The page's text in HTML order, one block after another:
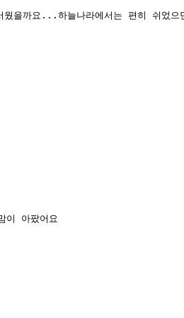
웠을까요...하늘나라에서는 편히 쉬었으
이 아팠어요